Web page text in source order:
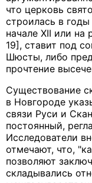
что церковь
строилась в
начале XII или на
19], ставит под
Шюсты, либо
прочтение
Существование
в Новгороде
связи Руси и
постоянный,
Исследователи
отмечают, что,
позволяют
складывались